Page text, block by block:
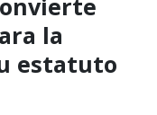
la
estatuto